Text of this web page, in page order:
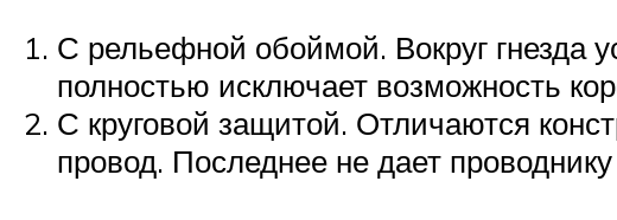
С рельефной обоймой. Вокруг гнезда
полностью исключает возможность
С круговой защитой. Отличаются
провод. Последнее не дает